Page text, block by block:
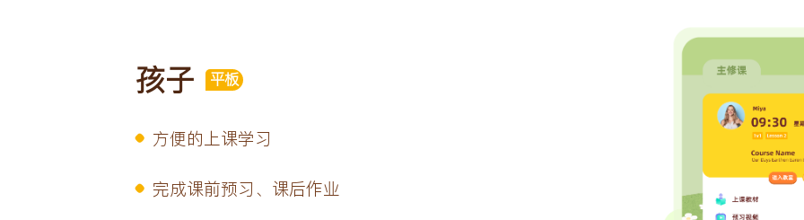
孩子 平板
方便的上课学习
完成课前预习、课后作业